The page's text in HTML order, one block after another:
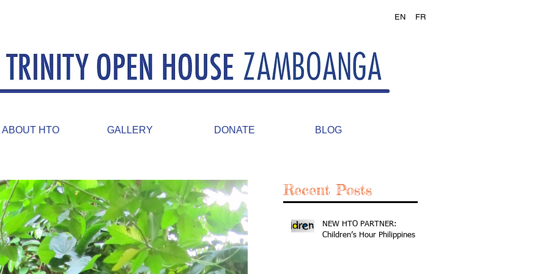
EN FR
ABOUT HTO BLOG
GALLERY DONATE
Recent Posts
NEW HTO PARTNER:
Children’s Hour Philippines